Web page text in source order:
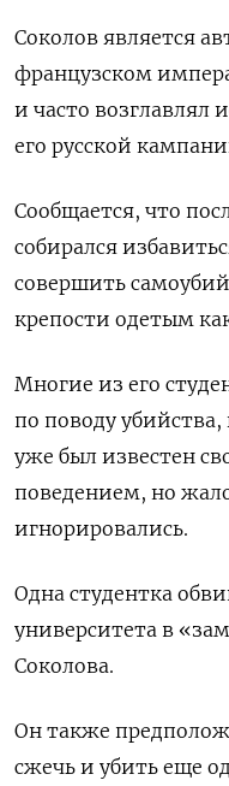
Соколов является
французском
и часто возглавлял
его русской
Сообщается, что
собирался
совершить
крепости одетым
Многие из его
по поводу убийства,
уже был известен
поведением, но
игнорировались.
Одна студентка
университета в
Соколова.
Он также
сжечь и убить еще